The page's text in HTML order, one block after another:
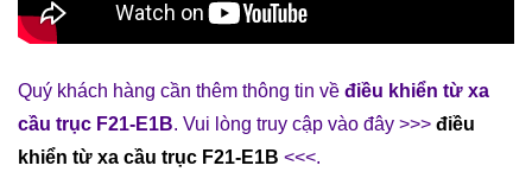
Quý khách hàng cần thêm thông tin về điều khiển từ xa
cầu trục F21-E1B. Vui lòng truy cập vào đây >>> điều
khiển từ xa cầu trục F21-E1B <<<.